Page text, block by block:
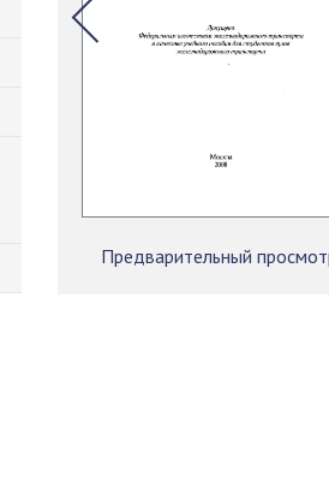
Предварительный